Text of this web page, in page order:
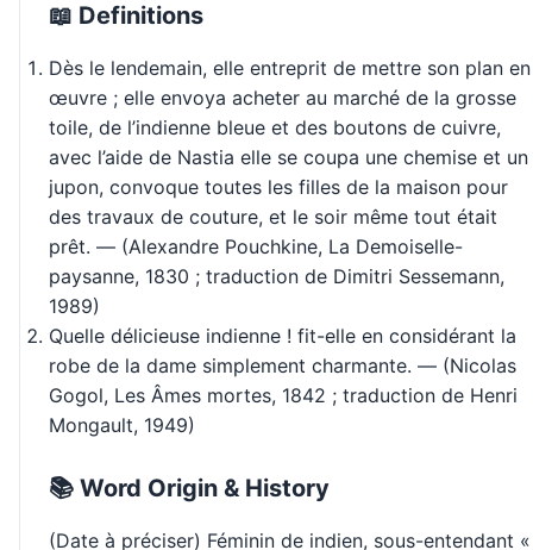
📖 Definitions
Dès le lendemain, elle entreprit de mettre son plan en
œuvre ; elle envoya acheter au marché de la grosse
toile, de l’indienne bleue et des boutons de cuivre,
avec l’aide de Nastia elle se coupa une chemise et un
jupon, convoque toutes les filles de la maison pour
des travaux de couture, et le soir même tout était
prêt. — (Alexandre Pouchkine, La Demoiselle-
paysanne, 1830 ; traduction de Dimitri Sessemann,
1989)
Quelle délicieuse indienne ! fit-elle en considérant la
robe de la dame simplement charmante. — (Nicolas
Gogol, Les Âmes mortes, 1842 ; traduction de Henri
Mongault, 1949)
📚 Word Origin & History
(Date à préciser) Féminin de indien, sous-entendant «